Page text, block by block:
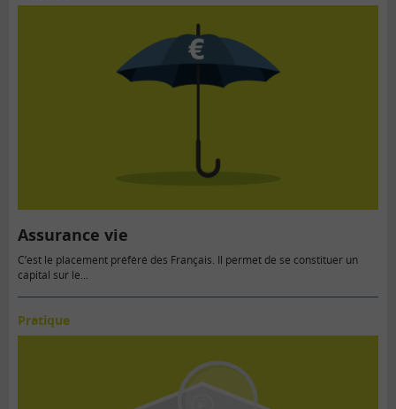
Assurance vie
C’est le placement préféré des Français. Il permet de se constituer un
capital sur le...
Pratique